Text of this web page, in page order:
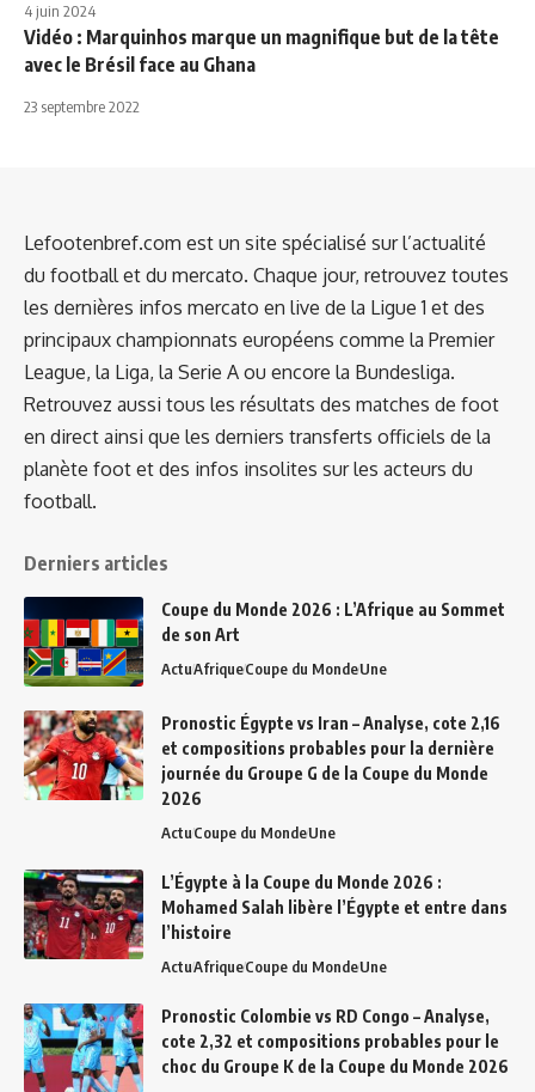
4 juin 2024
Vidéo : Marquinhos marque un magnifique but de la tête
avec le Brésil face au Ghana
23 septembre 2022
Lefootenbref.com est un site spécialisé sur l’actualité
du football et du mercato. Chaque jour, retrouvez toutes
les dernières infos mercato en live de la Ligue 1 et des
principaux championnats européens comme la Premier
League, la Liga, la Serie A ou encore la Bundesliga.
Retrouvez aussi tous les résultats des matches de foot
en direct ainsi que les derniers transferts officiels de la
planète foot et des infos insolites sur les acteurs du
football.
Derniers articles
Coupe du Monde 2026 : L’Afrique au Sommet
de son Art
ActuAfriqueCoupe du MondeUne
Pronostic Égypte vs Iran – Analyse, cote 2,16
et compositions probables pour la dernière
journée du Groupe G de la Coupe du Monde
2026
ActuCoupe du MondeUne
L’Égypte à la Coupe du Monde 2026 :
Mohamed Salah libère l’Égypte et entre dans
l’histoire
ActuAfriqueCoupe du MondeUne
Pronostic Colombie vs RD Congo – Analyse,
cote 2,32 et compositions probables pour le
choc du Groupe K de la Coupe du Monde 2026